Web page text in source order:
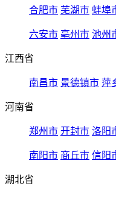
合肥市 芜湖市 蚌埠
六安市 亳州市 池州
江西省
南昌市 景德镇市 萍
河南省
郑州市 开封市 洛阳
南阳市 商丘市 信阳
湖北省